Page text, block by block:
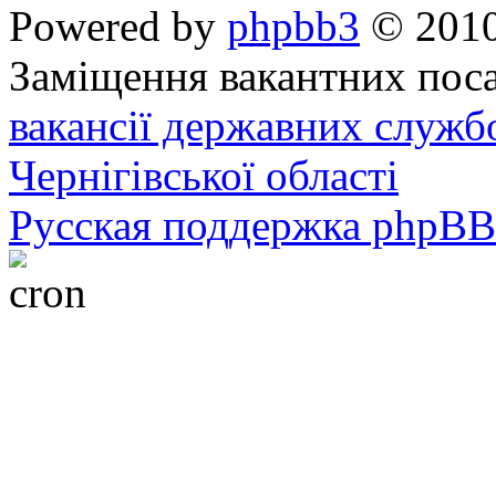
Powered by phpbb3 ©
Заміщення вакантних
вакансії державних
Чернігівської області
Русская поддержка phpBB